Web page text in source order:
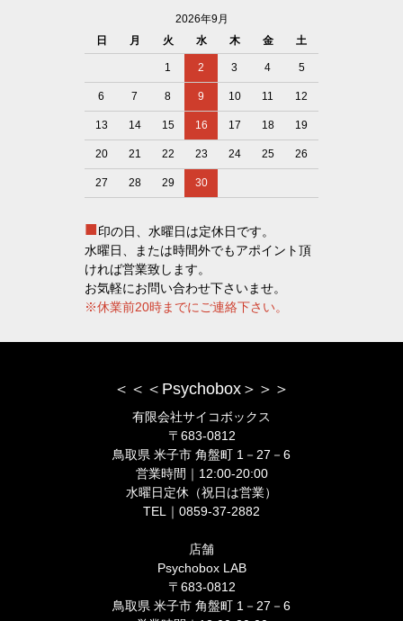
2026年9月
日
月 火 水 木 金 土
1 2 3 4 5
6 7 8 9 10 11 12
13 14 15 16 17 18 19
20 21 22 23 24 25 26
27 28 29 30
■印の日、水曜日は定休日です。
水曜日、または時間外でもアポイント頂
ければ営業致します。
お気軽にお問い合わせ下さいませ。
※休業前20時までにご連絡下さい。
＜＜＜Psychobox＞＞＞
有限会社サイコボックス
〒683-0812
鳥取県 米子市 角盤町 1－27－6
営業時間｜12:00-20:00
水曜日定休（祝日は営業）
TEL｜0859-37-2882
店舗
Psychobox LAB
〒683-0812
鳥取県 米子市 角盤町 1－27－6